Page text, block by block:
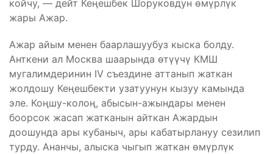
койчу, — дейт Кеңешбек Шоруковдун өмүрлүк
жары Ажар.
Ажар айым менен баарлашуубуз кыска болду.
Анткени ал Москва шаарында өтүүчү КМШ
мугалимдеринин IV съездине аттанып жаткан
жолдошу Кеңешбекти узатуунун кызуу камында
эле. Коңшу-колоң, абысын-ажындары менен
боорсок жасап жатканын айткан Ажардын
доошунда ары кубаныч, ары кабатырлануу сезилип
турду. Ананчы, алыска чыгып жаткан өмүрлүк